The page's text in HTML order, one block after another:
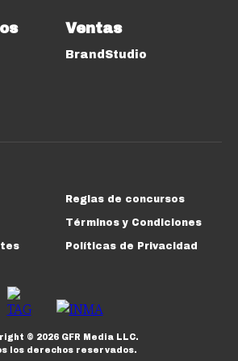
Ventas
BrandStudio
Reglas de concursos
Términos y Condiciones
Políticas de Privacidad
© 2026GFR Media LLC.
los derechos reservados.